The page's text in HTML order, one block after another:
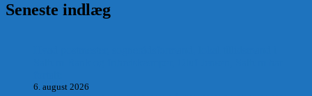
Seneste indlæg
6. august 2026